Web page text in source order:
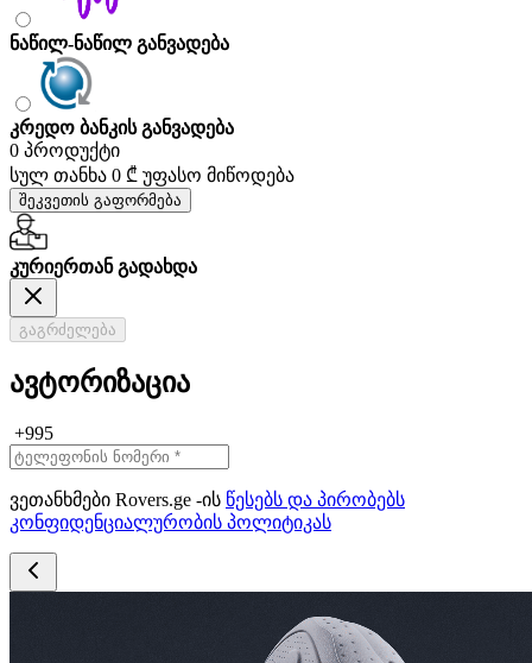
ნაწილ-ნაწილ განვადება
კრედო ბანკის განვადება
0 პროდუქტი
სულ თანხა 0 ₾ უფასო მიწოდება
შეკვეთის გაფორმება
კურიერთან გადახდა
გაგრძელება
ავტორიზაცია
+995
ვეთანხმები Rovers.ge -ის წესებს და პირობებს
კონფიდენციალურობის პოლიტიკას